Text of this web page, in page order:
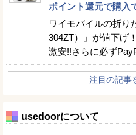
ポイント還元で購入
ワイモバイルの折り
304ZT）」が値下げ
激安!!さらに必ず
注目の記事
usedoorについて